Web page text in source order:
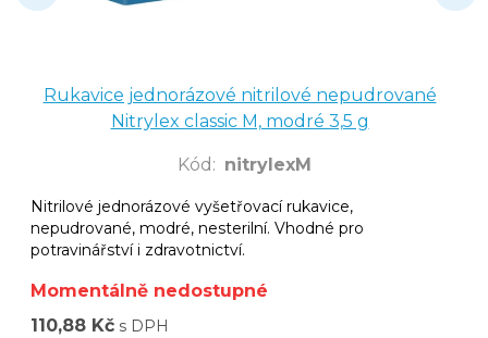
Rukavice jednorázové nitrilové nepudrované
Nitrylex classic M, modré 3,5 g
Kód : nitrylexM
Nitrilové jednorázové vyšetřovací rukavice,
nepudrované, modré, nesterilní. Vhodné pro
potravinářství i zdravotnictví.
Momentálně nedostupné
110,88 Kč s DPH